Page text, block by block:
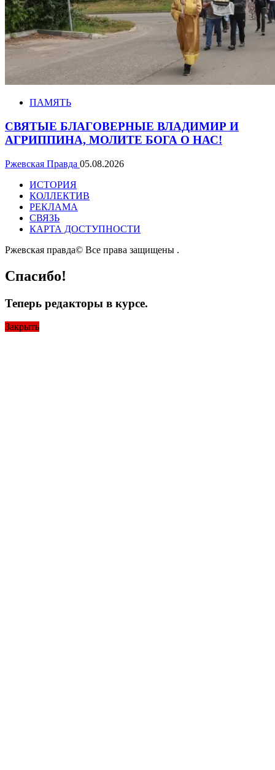
ПАМЯТЬ
СВЯТЫЕ БЛАГОВЕРНЫЕ ВЛАДИМИР И
АГРИППИНА, МОЛИТЕ БОГА О НАС!
Ржевская Правда 05.08.2026
ИСТОРИЯ
КОЛЛЕКТИВ
РЕКЛАМА
СВЯЗЬ
КАРТА ДОСТУПНОСТИ
Ржевская правда© Все права защищены .
Спасибо!
Теперь редакторы в курсе.
Закрыть